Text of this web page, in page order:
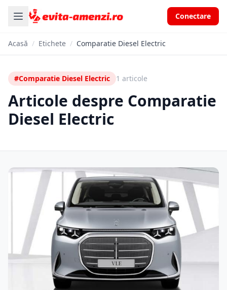
Conectare
Acasă / Etichete / Comparatie Diesel Electric
#Comparatie Diesel Electric 1 articole
Articole despre Comparatie
Diesel Electric